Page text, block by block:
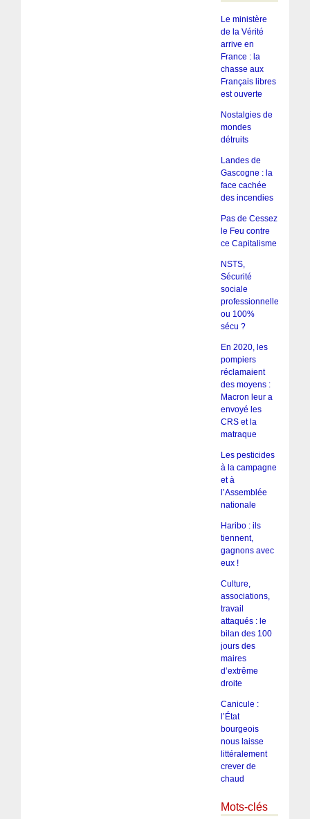
Le ministère
de la Vérité
arrive en
France : la
chasse aux
Français libres
est ouverte
Nostalgies de
mondes
détruits
Landes de
Gascogne : la
face cachée
des incendies
Pas de Cessez
le Feu contre
ce Capitalisme
NSTS,
Sécurité
sociale
professionnelle
ou 100%
sécu ?
En 2020, les
pompiers
réclamaient
des moyens :
Macron leur a
envoyé les
CRS et la
matraque
Les pesticides
à la campagne
et à
l’Assemblée
nationale
Haribo : ils
tiennent,
gagnons avec
eux !
Culture,
associations,
travail
attaqués : le
bilan des 100
jours des
maires
d’extrême
droite
Canicule :
l’État
bourgeois
nous laisse
littéralement
crever de
chaud
Mots-clés